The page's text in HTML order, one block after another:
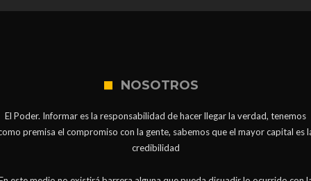
NOSOTROS
El Poder. Informar es la responsabilidad de hacer llegar la verdad, tenemos
premisa el compromiso con la gente, sabemos que el mayor capital es
credibilidad